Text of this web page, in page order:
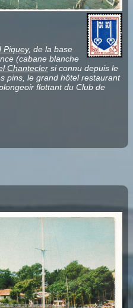
Piquey, de la base
(cabane blanche
Chantecler si connu depuis le
pins, le grand hôtel restaurant
flottant du Club de